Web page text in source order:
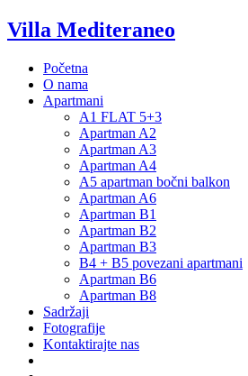
Villa Mediteraneo
Početna
O nama
Apartmani
A1 FLAT 5+3
Apartman A2
Apartman A3
Apartman A4
A5 apartman bočni balkon
Apartman A6
Apartman B1
Apartman B2
Apartman B3
B4 + B5 povezani apartmani
Apartman B6
Apartman B8
Sadržaji
Fotografije
Kontaktirajte nas